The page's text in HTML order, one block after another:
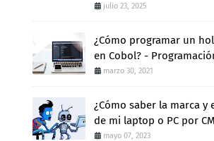
julio 23, 2025
¿Cómo programar un
en Cobol? -
marzo 30, 2021
¿Cómo saber la marca y
de mi laptop o PC por
mayo 07, 2023